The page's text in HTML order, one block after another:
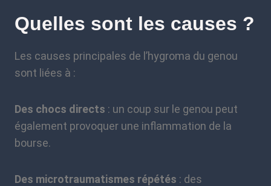
Quelles sont les causes ?
Les causes principales de l’hygroma du genou
sont liées à :
Des chocs directs : un coup sur le genou peut
également provoquer une inflammation de la
bourse.
Des microtraumatismes répétés : des